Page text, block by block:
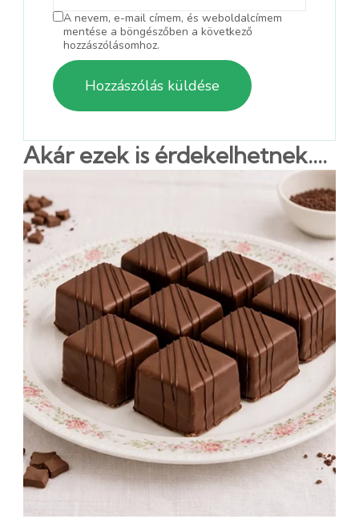
A nevem, e-mail címem, és weboldalcímem
mentése a böngészőben a következő
hozzászólásomhoz.
Akár ezek is érdekelhetnek....